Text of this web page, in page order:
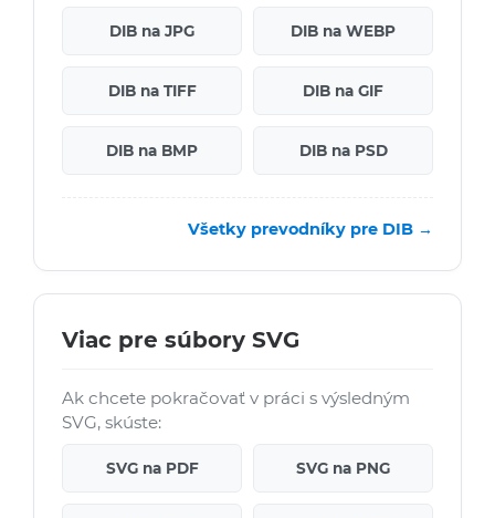
DIB na JPG DIB na WEBP
DIB na TIFF DIB na GIF
DIB na BMP DIB na PSD
Všetky prevodníky pre DIB →
Viac pre súbory SVG
Ak chcete pokračovať v práci s výsledným
SVG, skúste:
SVG na PDF SVG na PNG